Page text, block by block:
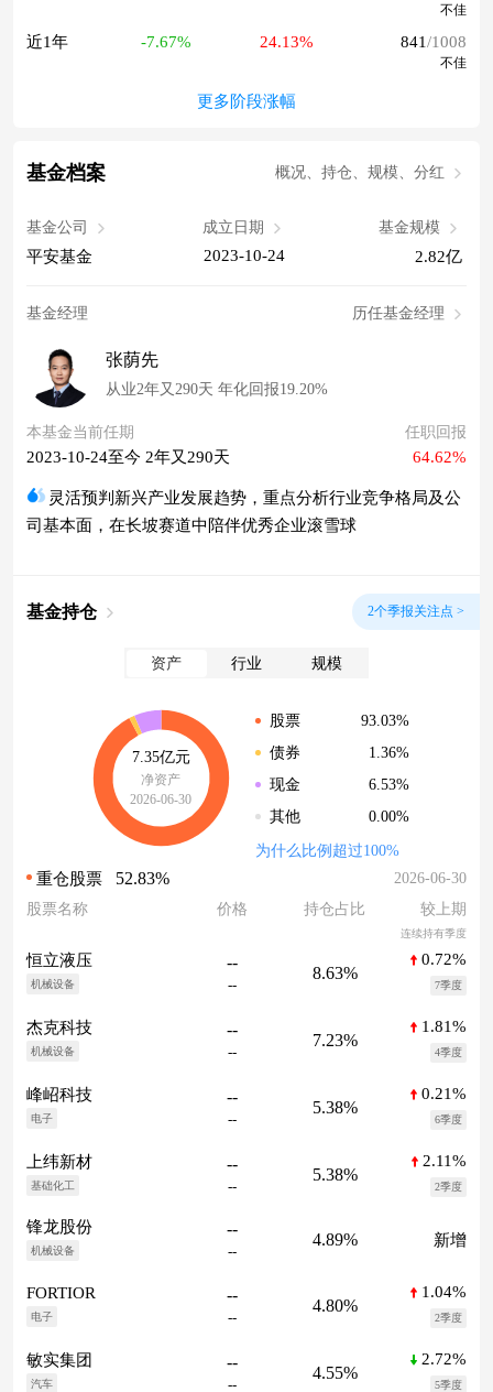
不佳
近1年 -7.67% 24.13% 841/1008
不佳
更多阶段涨幅
基金档案 概况、持仓、规模、分红
基金公司
平安基金
成立日期
2023-10-24
基金规模
2.82亿
基金经理 历任基金经理
张荫先
从业2年又290天 年化回报19.20%
本基金当前任期
2023-10-24至今 2年又290天
任职回报
64.62%
灵活预判新兴产业发展趋势，重点分析行业竞争格局及公
司基本面，在长坡赛道中陪伴优秀企业滚雪球
基金持仓 2个季报关注点 >
资产 行业 规模
7.35亿元
净资产
2026-06-30
股票
93.03%
债券
1.36%
现金
6.53%
其他
0.00%
为什么比例超过100%
重仓股票 52.83%
2026-06-30
股票名称
价格 持仓占比 较上期
连续持有季度
恒立液压
机械设备
--
--
8.63%
0.72%
7季度
杰克科技
机械设备
--
--
7.23%
1.81%
4季度
峰岹科技
电子
--
--
5.38%
0.21%
6季度
上纬新材
基础化工
--
--
5.38%
2.11%
2季度
锋龙股份
机械设备
--
--
4.89% 新增
FORTIOR
电子
--
--
4.80%
1.04%
2季度
敏实集团
汽车
--
--
4.55%
2.72%
5季度